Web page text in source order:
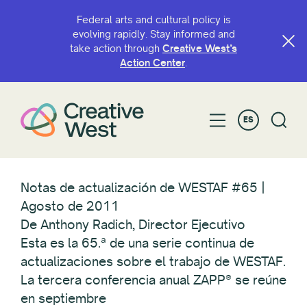
Federal arts and cultural policy is
evolving rapidly. Stay informed and
take action through Creative West’s
Action Center.
ES
Notas de actualización de WESTAF #65 |
Agosto de 2011
De Anthony Radich, Director Ejecutivo
Esta es la 65.ª de una serie continua de
actualizaciones sobre el trabajo de WESTAF.
La tercera conferencia anual ZAPP® se reúne
en septiembre